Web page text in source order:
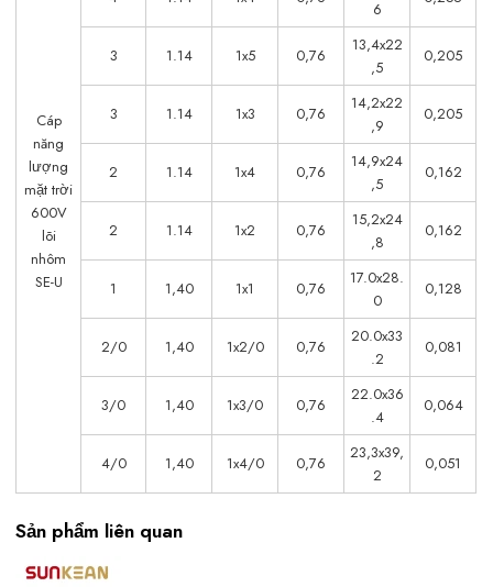
Cáp
năng
lượng
mặt trời
600V
lõi
nhôm
SE-U
6
3 1.14 1x5 0,76
13,4x22
,5
0,205
3 1.14 1x3 0,76
14,2x22
,9
0,205
2 1.14 1x4 0,76
14,9x24
,5
0,162
2 1.14 1x2 0,76
15,2x24
,8
0,162
1 1,40 1x1 0,76
17.0x28.
0
0,128
2/0 1,40 1x2/0 0,76
20.0x33
.2
0,081
3/0 1,40 1x3/0 0,76
22.0x36
.4
0,064
4/0 1,40 1x4/0 0,76
23,3x39,
2
0,051
Sản phẩm liên quan